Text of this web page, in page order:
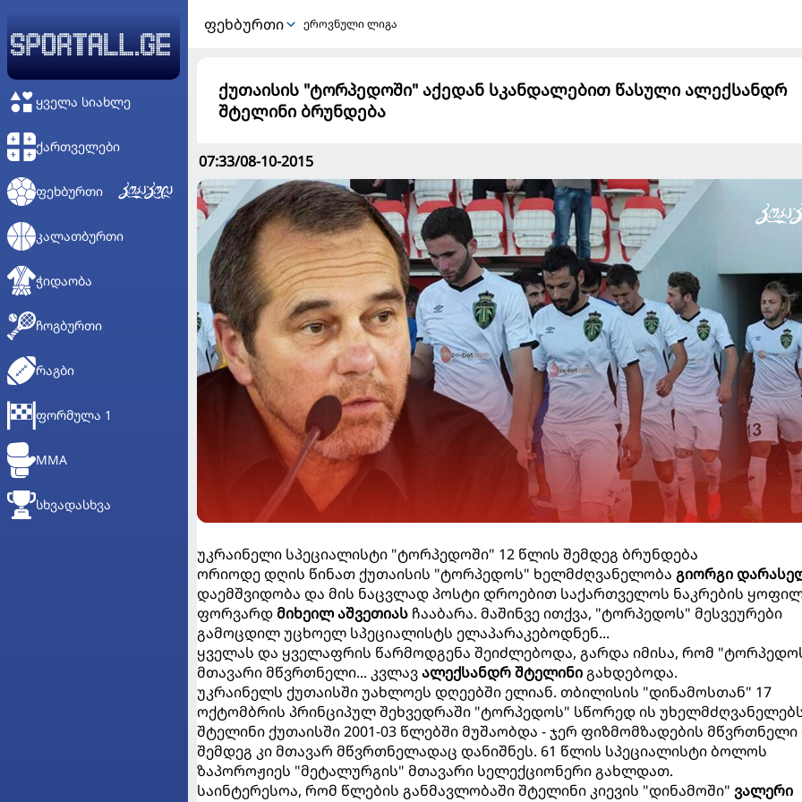
ᲧᲕᲔᲚᲐ ᲡᲘᲐᲮᲚᲔ
ᲥᲐᲠᲗᲕᲔᲚᲔᲑᲘ
ᲤᲔᲮᲑᲣᲠᲗᲘ
ᲙᲐᲚᲐᲗᲑᲣᲠᲗᲘ
ᲭᲘᲓᲐᲝᲑᲐ
ᲩᲝᲒᲑᲣᲠᲗᲘ
ᲠᲐᲒᲑᲘ
ᲤᲝᲠᲛᲣᲚᲐ 1
MMA
ᲡᲮᲕᲐᲓᲐᲡᲮᲕᲐ
ᲤᲔᲮᲑᲣᲠᲗᲘ ეროვნული ლიგა
ქუთაისის "ტორპედოში" აქედან სკანდალებით წასული ალექსანდრ
შტელინი ბრუნდება
07:33/08-10-2015
უკრაინელი სპეციალისტი "ტორპედოში" 12 წლის შემდეგ ბრუნდება
ორიოდე დღის წინათ ქუთაისის "ტორპედოს" ხელმძღვანელობა გიორგი
დაემშვიდობა და მის ნაცვლად პოსტი დროებით საქართველოს ნაკრების
ფორვარდმიხეილ აშვეთიას ჩააბარა. მაშინვე ითქვა, "ტორპედოს" მესვეურები
გამოცდილ უცხოელ სპეციალისტს ელაპარაკებოდნენ...
ყველას და ყველაფრის წარმოდგენა შეიძლებოდა, გარდა იმისა, რომ
მთავარი მწვრთნელი... კვლავალექსანდრ შტელინიგახდებოდა.
უკრაინელს ქუთაისში უახლოეს დღეებში ელიან. თბილისის "დინამოსთან" 17
ოქტომბრის პრინციპულ შეხვედრაში "ტორპედოს" სწორედ ის
შტელინი ქუთაისში 2001-03 წლებში მუშაობდა - ჯერ ფიზმომზადების მწვრთნელი
შემდეგ კი მთავარ მწვრთნელადაც დანიშნეს. 61 წლის სპეციალისტი ბოლოს
ზაპოროჟიეს "მეტალურგის" მთავარი სელექციონერი გახლდათ.
საინტერესოა, რომ წლების განმავლობაში შტელინი კიევის "დინამოში" ვალერი